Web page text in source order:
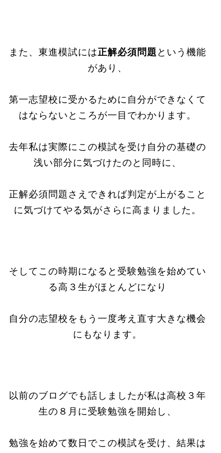
また、東進模試には正解必須問題 という機能
があり、
第一志望校に受かるために自分ができなくて
はならないところが一目でわかります。
去年私は実際にこの模試を受け自分の基礎の
浅い部分に気づけたのと同時に、
正解必須問題さえできれば判定が上がること
に気づけてやる気がさらに高まりました。
そしてこの時期になると受験勉強を始めてい
る高３生がほとんどになり
自分の志望校をもう一度考え直す大きな機会
にもなります。
以前のブログでも話しましたが私は高校３年
生の８月に受験勉強を開始し、
勉強を始めて数日でこの模試を受け、結果は